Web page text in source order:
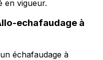
en vigueur.
echafaudage à
échafaudage à